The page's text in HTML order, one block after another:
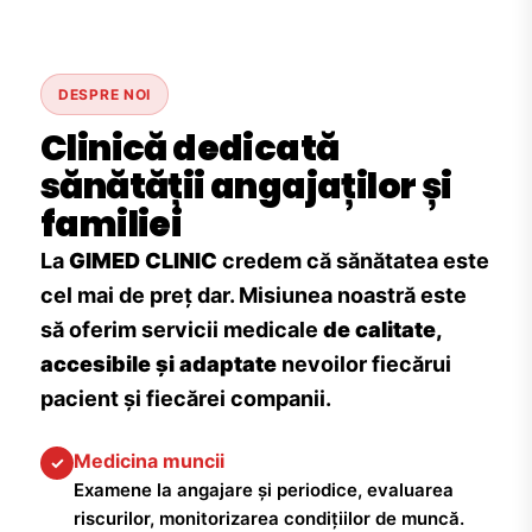
DESPRE NOI
Clinică dedicată
sănătății angajaților și
familiei
LaGIMED CLINIC credem că sănătatea este
cel mai de preț dar. Misiunea noastră este
să oferim servicii medicale de calitate,
accesibile și adaptate nevoilor fiecărui
pacient și fiecărei companii.
✓ Medicina muncii
Examene la angajare și periodice, evaluarea
riscurilor, monitorizarea condițiilor de muncă.